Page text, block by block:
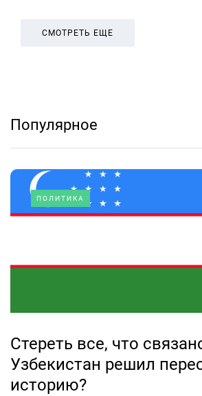
СМОТРЕТЬ ЕЩЕ
Популярное
ПОЛИТИКА
Стереть все, что
Узбекистан решил
историю?